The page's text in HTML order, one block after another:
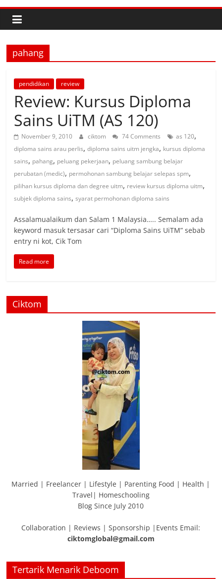
pahang
pendidikan review
Review: Kursus Diploma
Sains UiTM (AS 120)
November 9, 2010 ciktom 74 Comments as 120,
diploma sains arau perlis,diploma sains uitm jengka, kursus diploma
sains, pahang, peluang pekerjaan, peluang sambung belajar
perubatan (medic), permohonan sambung belajar selepas spm,
pilihan kursus diploma dan degree uitm, review kursus diploma uitm,
subjek diploma sains,syarat permohonan diploma sains
Assalamualaikum dan Salam 1 Malaysia….. Semalam ada
keyword masuk tersasar cari “Diploma Sains UiTM” sebab
entry ni kot, Cik Tom
Read more
Ciktom
Married | Freelancer | Lifestyle | Parenting Food | Health |
Travel| Homeschooling
Blog Since July 2010
Collaboration | Reviews | Sponsorship |Events Email:
ciktomglobal@gmail.com
Tertarik Menarik Deboom